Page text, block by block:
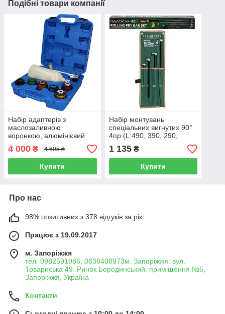
Подібні товари компанії
Набір адаптерів з
маслозаливною
воронкою, алюмінієвий
тип, 2 л ROCKFORCE RF-
908G2B
4 000 ₴ 4 695 ₴
Купити
Набір монтувань
спеціальних вигнутих 90°
4пр.(L:490, 390, 290,
150мм),в блістері
ROCKFORCE RF-904U6
1 135₴
Купити
Про нас
98% позитивних з 378 відгуків за рік
Працює з 19.09.2017
м. Запоріжжя
тел. 0982591086, 0630408973м. Запоріжжя. вул.
Товариська 49. Ринок Бородинський. приміщення №5,
Запоріжжя, Україна
Контакти